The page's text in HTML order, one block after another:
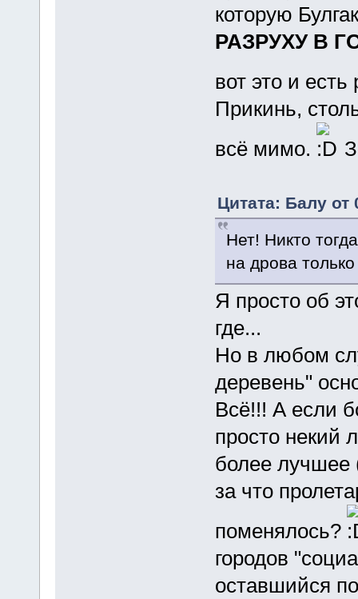
которую
РАЗРУХУ В
вот это и
Прикинь,
всё мимо.
Цитата: Балу от
Нет! Никто
на дрова
Я просто об
где...
Но в любом
деревень"
Всё!!! А если
просто некий
более лучшее
за что
поменялось?
городов
оставшийся